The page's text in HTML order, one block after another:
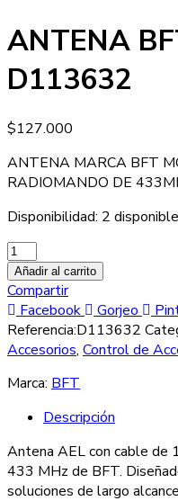
ANTENA
D113632
$127.000
ANTENA MARCA BFT
RADIOMANDO DE
Disponibilidad: 2
Añadir al carrito
Compartir
Facebook
Gorjeo
Referencia:D113632
Accesorios, Control de
Marca: BFT
Descripción
Antena AEL con cable de
433 MHz de BFT.
soluciones de largo